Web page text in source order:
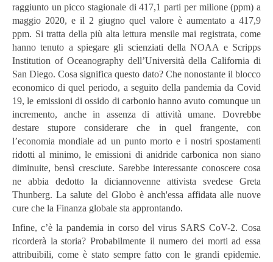
raggiunto un picco stagionale di 417,1 parti per milione (ppm) a
maggio 2020, e il 2 giugno quel valore è aumentato a 417,9
ppm. Si tratta della più alta lettura mensile mai registrata, come
hanno tenuto a spiegare gli scienziati della NOAA e Scripps
Institution of Oceanography dell’Università della California di
San Diego. Cosa significa questo dato? Che nonostante il blocco
economico di quel periodo, a seguito della pandemia da Covid
19, le emissioni di ossido di carbonio hanno avuto comunque un
incremento, anche in assenza di attività umane. Dovrebbe
destare stupore considerare che in quel frangente, con
l’economia mondiale ad un punto morto e i nostri spostamenti
ridotti al minimo, le emissioni di anidride carbonica non siano
diminuite, bensì cresciute. Sarebbe interessante conoscere cosa
ne abbia dedotto la diciannovenne attivista svedese Greta
Thunberg. La salute del Globo è anch'essa affidata alle nuove
cure che la Finanza globale sta approntando.
Infine, c’è la pandemia in corso del virus SARS CoV-2. Cosa
ricorderà la storia? Probabilmente il numero dei morti ad essa
attribuibili, come è stato sempre fatto con le grandi epidemie.